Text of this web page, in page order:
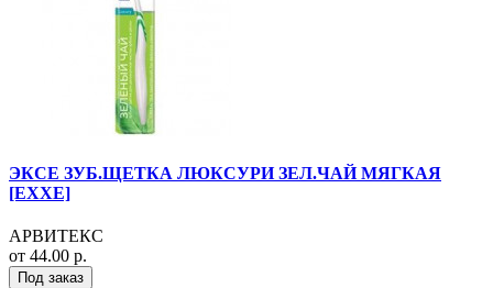
ЭКСЕ ЗУБ.ЩЕТКА ЛЮКСУРИ ЗЕЛ.ЧАЙ МЯГКАЯ
[EXXE]
АРВИТЕКС
от 44.00 р.
Под заказ